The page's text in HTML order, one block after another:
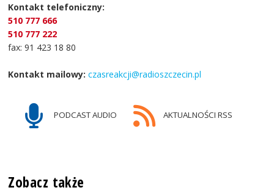
Kontakt telefoniczny:
510 777 666
510 777 222
fax: 91 423 18 80
Kontakt mailowy: czasreakcji@radioszczecin.pl
PODCAST AUDIO AKTUALNOŚCI RSS
Zobacz także